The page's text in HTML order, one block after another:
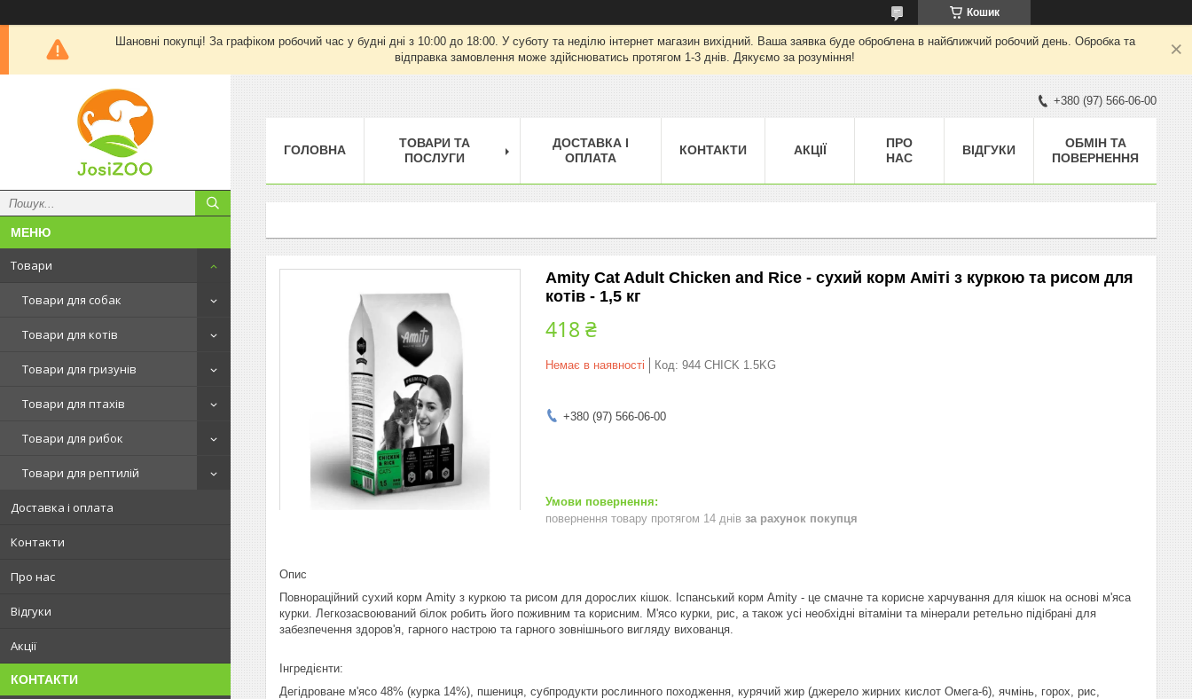
Кошик
Шановні покупці! За графіком робочий час у будні дні з 10:00 до 18:00. У суботу та неділю інтернет магазин вихідний. Ваша заявка буде оброблена в найближчий робочий день. Обробка та
відправка замовлення може здійснюватись протягом 1-3 днів. Дякуємо за розуміння!
Товари
Товари для собак
Товари для котів
Товари для гризунів
Товари для птахів
Товари для рибок
Товари для рептилій
Доставка і оплата
Контакти
Про нас
Відгуки
Акції
КОНТАКТИ
+380 (97) 566-06-00
ГОЛОВНА
ТОВАРИ ТА
ПОСЛУГИ
ДОСТАВКА І
ОПЛАТА
КОНТАКТИ АКЦІЇ
ПРО
НАС
ВІДГУКИ
ОБМІН ТА
ПОВЕРНЕННЯ
Amity Cat Adult Chicken and Rice - сухий корм Аміті з куркою та рисом для
котів - 1,5 кг
418 ₴
Немає в наявності Код: 944 CHICK 1.5KG
+380 (97) 566-06-00
повернення товару протягом 14 днів за рахунок покупця
Опис
Повнораційний сухий корм Amity з куркою та рисом для дорослих кішок. Іспанський корм Amity - це смачне та корисне харчування для кішок на основі м'яса
курки. Легкозасвоюваний білок робить його поживним та корисним. М'ясо курки, рис, а також усі необхідні вітаміни та мінерали ретельно підібрані для
забезпечення здоров'я, гарного настрою та гарного зовнішнього вигляду вихованця.
Інгредієнти:
Дегідроване м'ясо 48% (курка 14%), пшениця, субпродукти рослинного походження, курячий жир (джерело жирних кислот Омега-6), ячмінь, горох, рис,